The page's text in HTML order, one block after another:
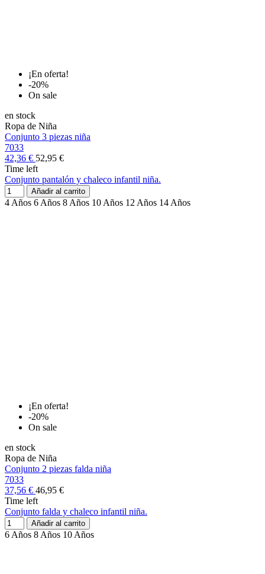
¡En oferta!
-20%
On sale
en stock
Ropa de Niña
Conjunto 3 piezas niña
7033
42,36 € 52,95 €
Time left
Conjunto pantalón y chaleco infantil niña.
Añadir al carrito
4 Años 6 Años 8 Años 10 Años 12 Años 14 Años
¡En oferta!
-20%
On sale
en stock
Ropa de Niña
Conjunto 2 piezas falda niña
7033
37,56 € 46,95 €
Time left
Conjunto falda y chaleco infantil niña.
Añadir al carrito
6 Años 8 Años 10 Años